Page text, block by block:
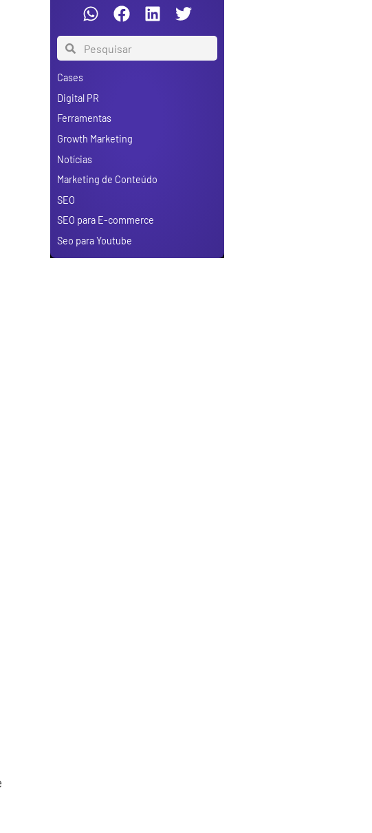
Cases
Digital PR
Ferramentas
Growth Marketing
Notícias
Marketing de Conteúdo
SEO
SEO para E-commerce
Seo para Youtube